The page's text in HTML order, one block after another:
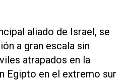
aliado de Israel, se
a gran escala sin
atrapados en la
Egipto en el extremo sur